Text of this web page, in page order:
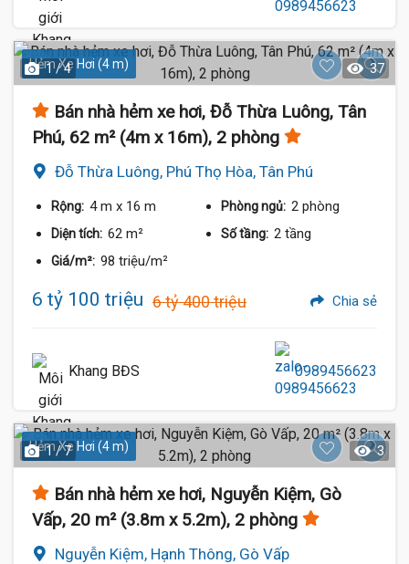
Hẻm Xe Hơi (4 m)
1 / 4 37
Bán nhà hẻm xe hơi, Đỗ Thừa Luông, Tân
Phú, 62 m² (4m x 16m), 2 phòng
Đỗ Thừa Luông, Phú Thọ Hòa, Tân Phú
Rộng: 4 m x 16 m Phòng ngủ: 2 phòng
Diện tích: 62 m² Số tầng: 2 tầng
Giá/m²: 98 triệu/m²
6 tỷ 100 triệu 6 tỷ 400 triệu Chia sẻ
Khang BĐS 0989456623
Hẻm Xe Hơi (4 m)
1 / 7 3
Bán nhà hẻm xe hơi, Nguyễn Kiệm, Gò
Vấp, 20 m² (3.8m x 5.2m), 2 phòng
Nguyễn Kiệm, Hạnh Thông, Gò Vấp